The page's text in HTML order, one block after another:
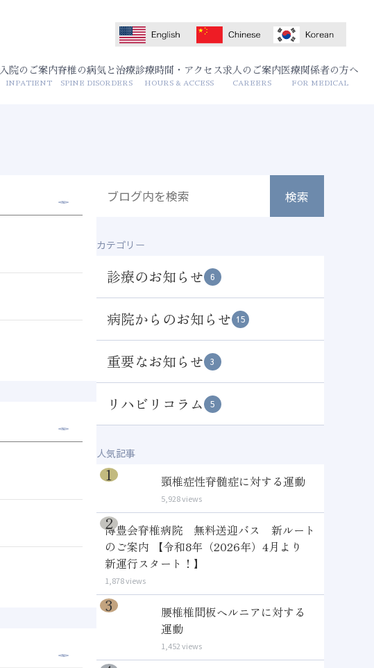
入院のご案内
INPATIENT
脊椎の病気と治療
SPINE DISORDERS
診療時間・アクセス
HOURS & ACCESS
求人のご案内
CAREERS
医療関係者の方へ
FOR MEDICAL
カテゴリー
診療のお知らせ 6
病院からのお知らせ 15
重要なお知らせ 3
リハビリコラム 5
人気記事
頸椎症性脊髄症に対する運動
5,928 views
博豊会脊椎病院 無料送迎バス 新ルート
のご案内 【令和8年（2026年）4月より
新運行スタート！】
1,878 views
腰椎椎間板ヘルニアに対する
運動
1,452 views